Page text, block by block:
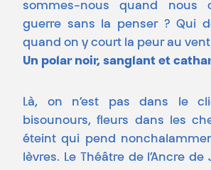
sommes-nous quand nous
guerre sans la penser ? Qui
quand on y court la peur au
Un polar noir, sanglant et
Là, on n’est pas dans le
bisounours, fleurs dans les
éteint qui pend
lèvres. Le Théâtre de l’Ancre